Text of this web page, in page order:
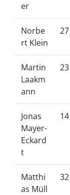
er
Norbe
rt Klein
27
Martin
Laakm
ann
23
Jonas
Mayer-
Eckard
t
14
Matthi
as Müll
32